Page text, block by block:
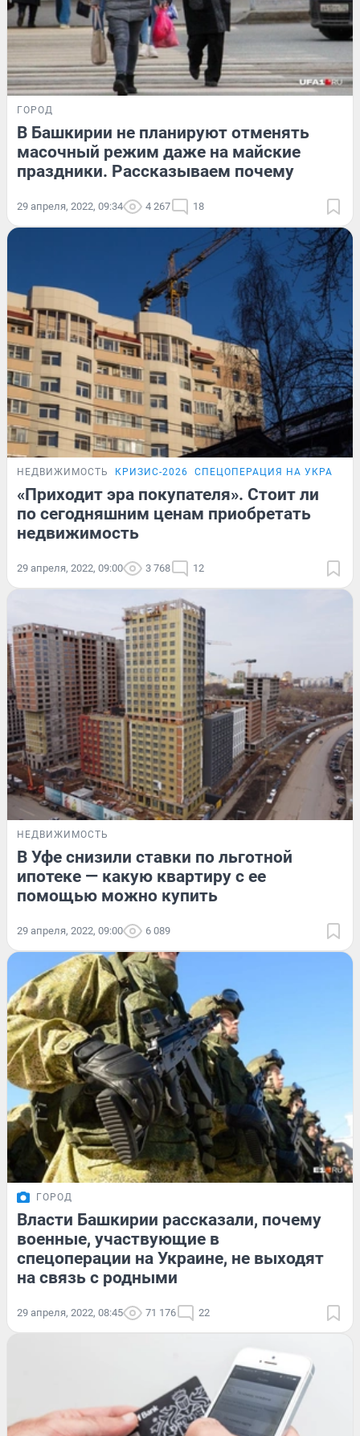
ГОРОД
В Башкирии не планируют отменять
масочный режим даже на майские
праздники. Рассказываем почему
29 апреля, 2022, 09:34 4 267 18
НЕДВИЖИМОСТЬ КРИЗИС-2026 СПЕЦОПЕРАЦИЯ НА УКРАИНЕ
«Приходит эра покупателя». Стоит ли
по сегодняшним ценам приобретать
недвижимость
29 апреля, 2022, 09:00 3 768 12
НЕДВИЖИМОСТЬ
В Уфе снизили ставки по льготной
ипотеке — какую квартиру с ее
помощью можно купить
29 апреля, 2022, 09:00 6 089
ГОРОД
Власти Башкирии рассказали, почему
военные, участвующие в
спецоперации на Украине, не выходят
на связь с родными
29 апреля, 2022, 08:45 71 176 22